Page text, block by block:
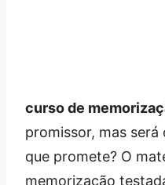
curso de
promissor, mas
que promete? O
memorização